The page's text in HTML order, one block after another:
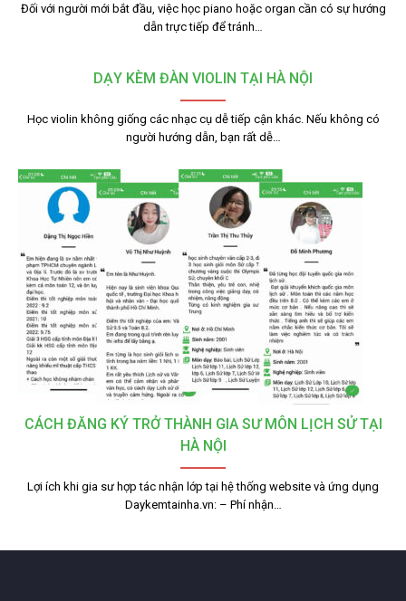
Đối với người mới bắt đầu, việc học piano hoặc organ cần có sự hướng
dẫn trực tiếp để tránh…
DẠY KÈM ĐÀN VIOLIN TẠI HÀ NỘI
Học violin không giống các nhạc cụ dễ tiếp cận khác. Nếu không có
người hướng dẫn, bạn rất dễ…
CÁCH ĐĂNG KÝ TRỞ THÀNH GIA SƯ MÔN LỊCH SỬ TẠI
HÀ NỘI
Lợi ích khi gia sư hợp tác nhận lớp tại hệ thống website và ứng dụng
Daykemtainha.vn: – Phí nhận…